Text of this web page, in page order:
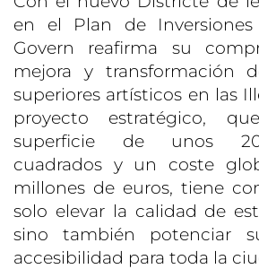
en el Plan de Inversiones
Govern reafirma su
mejora y transformación
superiores artísticos en las
proyecto estratégico,
superficie de unos
cuadrados y un coste
millones de euros, tiene
solo elevar la calidad de
sino también potenciar
accesibilidad para toda la